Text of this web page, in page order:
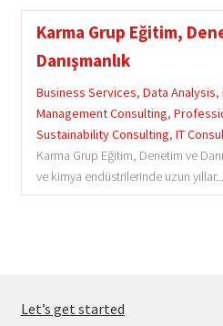
Karma Grup Eğitim,
Danışmanlık
Business Services, Data Analysis,
Management Consulting,
Sustainability Consulting, IT
Karma Grup Eğitim, Denetim ve
ve kimya endüstrilerinde uzun yıllar...
Let’s get started